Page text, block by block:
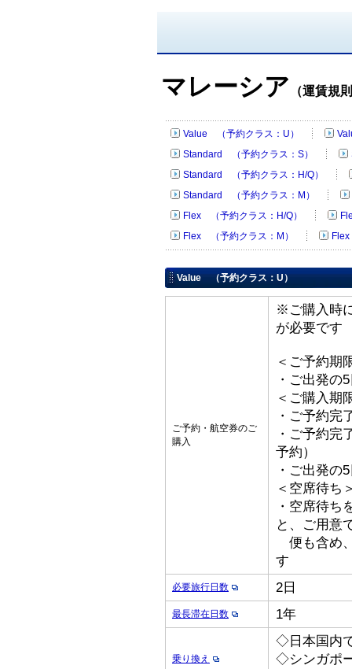
マレーシア （運賃規
Value （予約クラス：U）
Standard （予約クラス：S）
Standard （予約クラス：H/Q）
Standard （予約クラス：M）
Flex （予約クラス：H/Q）
Flex （予約クラス：M）
Value （予約クラス：U）
ご予約・航空券のご
購入
※ご購入時
が必要です
＜ご予約期
・ご出発の
＜ご購入期
・ご予約完
・ご予約完
予約）
・ご出発の
＜空席待ち
・空席待ち
と、ご用意
便も含め
す
必要旅行日数 2日
最長滞在日数 1年
乗り換え
◇日本国内
◇シンガポ